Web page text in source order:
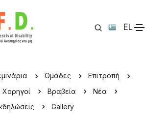
EL
2019 > Βραβεία
Ομάδες
Επιτροπή
Χορηγοί Βραβεία
Νέα
Gallery